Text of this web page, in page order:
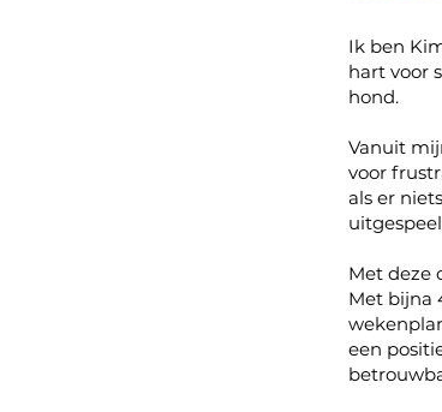
Ik ben
hart voor
hond.
Vanuit
voor
als er
Met deze
Met bijna
een